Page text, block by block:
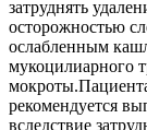
затруднять
осторожностью
ослабленным
мукоцилиарного
рекомендуется
вследствие